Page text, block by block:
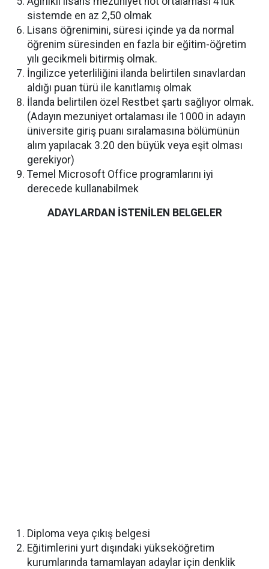
sistemde en az 2,50 olmak
Lisans öğrenimini, süresi içinde ya da normal
öğrenim süresinden en fazla bir eğitim-öğretim
yılı gecikmeli bitirmiş olmak.
İngilizce yeterliliğini ilanda belirtilen sınavlardan
aldığı puan türü ile kanıtlamış olmak
İlanda belirtilen özel Restbet şartı sağlıyor olmak.
(Adayın mezuniyet ortalaması ile 1000 in adayın
üniversite giriş puanı sıralamasına bölümünün
alım yapılacak 3.20 den büyük veya eşit olması
gerekiyor)
Temel Microsoft Office programlarını iyi
derecede kullanabilmek
ADAYLARDAN İSTENİLEN BELGELER
Diploma veya çıkış belgesi
Eğitimlerini yurt dışındaki yükseköğretim
kurumlarında tamamlayan adaylar için denklik